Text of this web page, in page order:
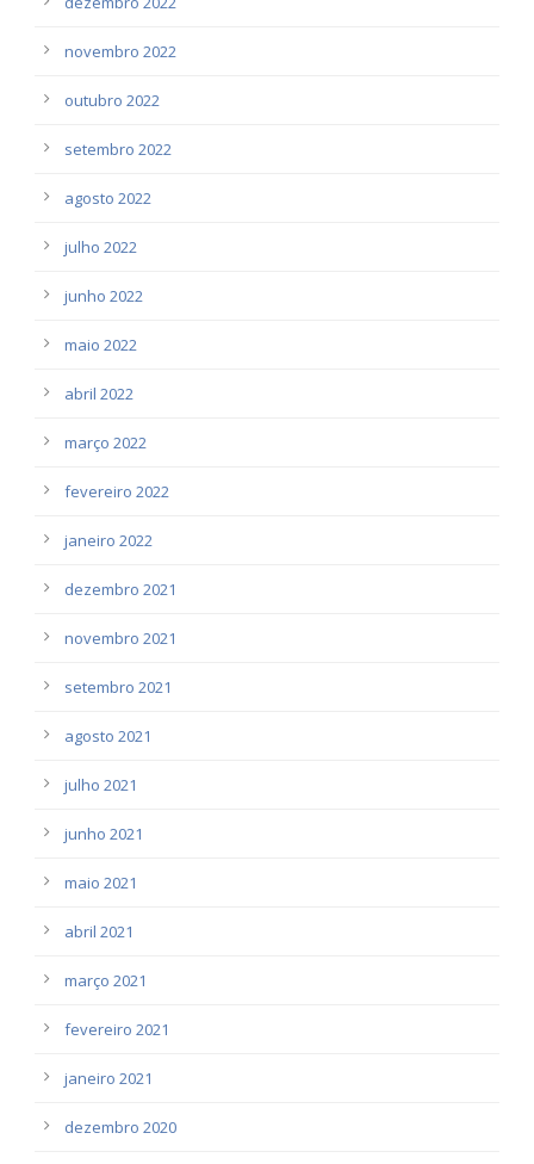
novembro 2022
outubro 2022
setembro 2022
agosto 2022
julho 2022
junho 2022
maio 2022
abril 2022
março 2022
fevereiro 2022
janeiro 2022
dezembro 2021
novembro 2021
setembro 2021
agosto 2021
julho 2021
junho 2021
maio 2021
abril 2021
março 2021
fevereiro 2021
janeiro 2021
dezembro 2020